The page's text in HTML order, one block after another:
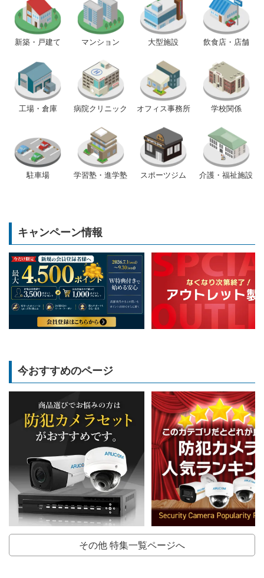
新築・戸建て マンション 大型施設 飲食店・店舗
工場・倉庫 病院クリニック オフィス事務所 学校関係
駐車場 学習塾・進学塾 スポーツジム 介護・福祉施設
キャンペーン情報
今おすすめのページ
その他 特集一覧ページへ